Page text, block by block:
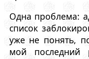
Одна проблема:
список
уже не понять,
мой последний